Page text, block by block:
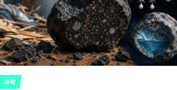
POSTED
과학